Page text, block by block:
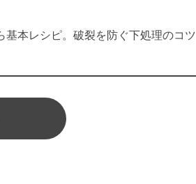
基本レシピ。破裂を防ぐ下処理のコツ